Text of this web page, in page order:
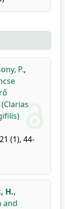
P.,
21 (1), 44-
H.,
and